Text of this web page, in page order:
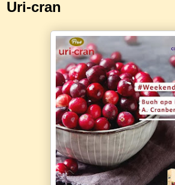
Uri-cran